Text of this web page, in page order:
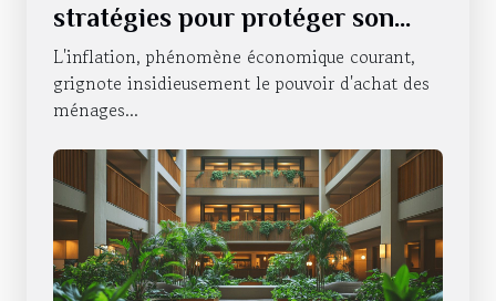
stratégies pour protéger son
portefeuille en période
d'incertitude économique
L'inflation, phénomène économique courant,
grignote insidieusement le pouvoir d'achat des
ménages...